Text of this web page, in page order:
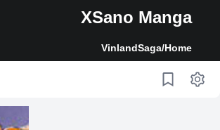
XSano Manga
Home
/
VinlandSaga